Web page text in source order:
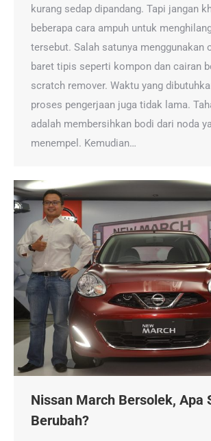
kurang sedap dipandang. Tapi jangan
beberapa cara ampuh untuk
tersebut. Salah satunya menggunakan
baret tipis seperti kompon dan cairan
scratch remover. Waktu yang
proses pengerjaan juga tidak lama.
adalah membersihkan bodi dari noda
menempel. Kemudian…
Nissan March Bersolek, Apa
Berubah?